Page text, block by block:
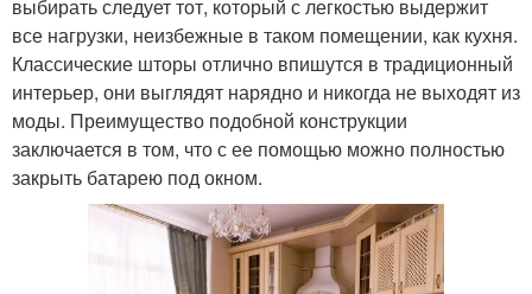
выбирать следует тот, который с легкостью выдержит
все нагрузки, неизбежные в таком помещении, как кухня.
Классические шторы отлично впишутся в традиционный
интерьер, они выглядят нарядно и никогда не выходят из
моды. Преимущество подобной конструкции
заключается в том, что с ее помощью можно полностью
закрыть батарею под окном.